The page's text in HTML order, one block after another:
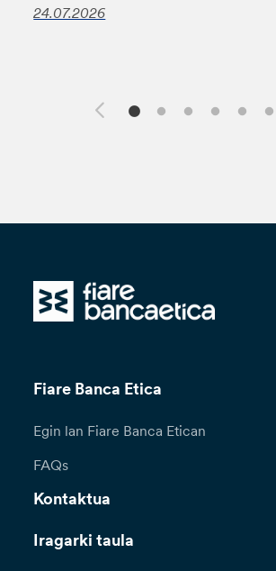
24.07.2026
Fiare Banca Etica
Egin lan Fiare Banca Etican
FAQs
Kontaktua
Iragarki taula